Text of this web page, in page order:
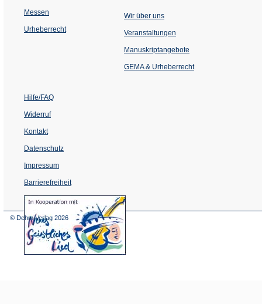
Messen
Urheberrecht
Wir über uns
Veranstaltungen
einem
Tab)
Manuskriptangebote
GEMA & Urheberrecht
Hilfe/FAQ
Widerruf
Kontakt
Datenschutz
Impressum
Barrierefreiheit
(Öffnet
in
© Dehm Verlag 2026